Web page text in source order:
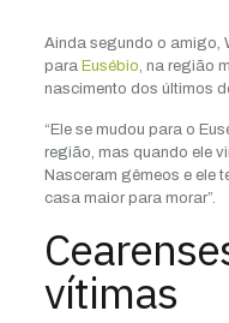
Ainda segundo o amigo,
para Eusébio, na região
nascimento dos últimos
“Ele se mudou para o
região, mas quando ele
Nasceram gêmeos e ele
casa maior para morar”.
vítimas